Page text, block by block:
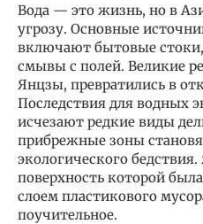
Вода — это жизнь, но в
угрозу. Основные
включают бытовые
смывы с полей. Великие
Янцзы, превратились в
Последствия для водных
исчезают редкие виды
прибрежные зоны
экологического
поверхность которой
слоем пластикового
поучительное.